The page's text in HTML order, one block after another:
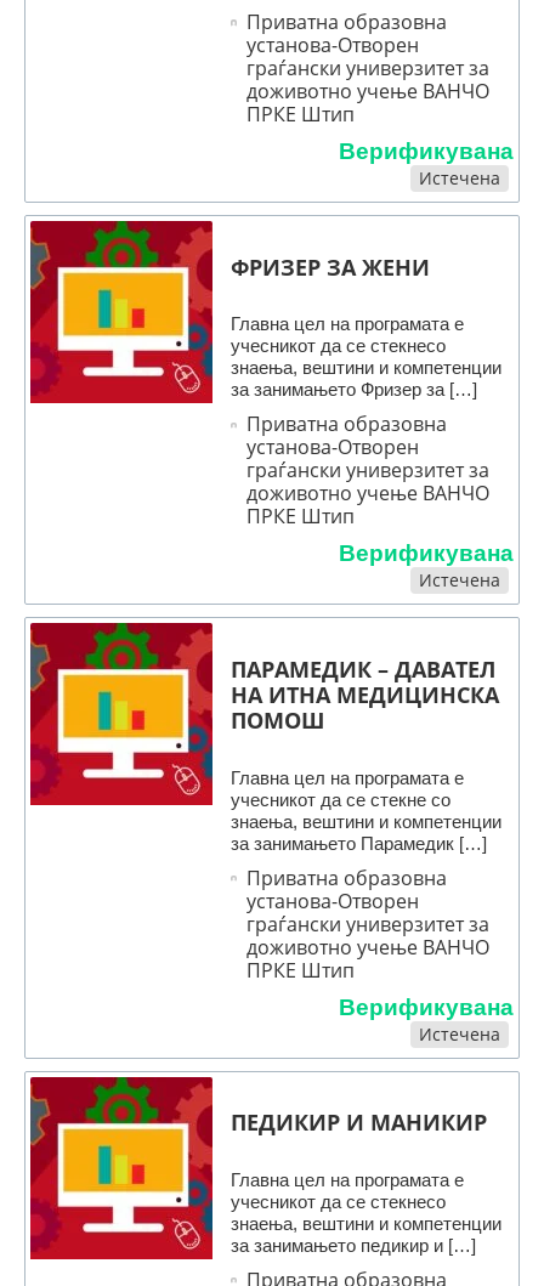
Приватна образовна
установа-Отворен
граѓански универзитет за
доживотно учење ВАНЧО
ПРКЕ Штип
Верификувана
Истечена
ФРИЗЕР ЗА ЖЕНИ
Главна цел на програмата е
учесникот да се стекнесо
знаења, вештини и компетенции
за занимањето Фризер за […]
Приватна образовна
установа-Отворен
граѓански универзитет за
доживотно учење ВАНЧО
ПРКЕ Штип
Верификувана
Истечена
ПАРАМЕДИК – ДАВАТЕЛ
НА ИТНА МЕДИЦИНСКА
ПОМОШ
Главна цел на програмата е
учесникот да се стекне со
знаења, вештини и компетенции
за занимањето Парамедик […]
Приватна образовна
установа-Отворен
граѓански универзитет за
доживотно учење ВАНЧО
ПРКЕ Штип
Верификувана
Истечена
ПЕДИКИР И МАНИКИР
Главна цел на програмата е
учесникот да се стекнесо
знаења, вештини и компетенции
за занимањето педикир и […]
Приватна образовна